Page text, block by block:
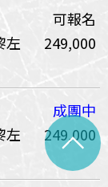
可報名
左
249,000
成團中
左
249,000
^